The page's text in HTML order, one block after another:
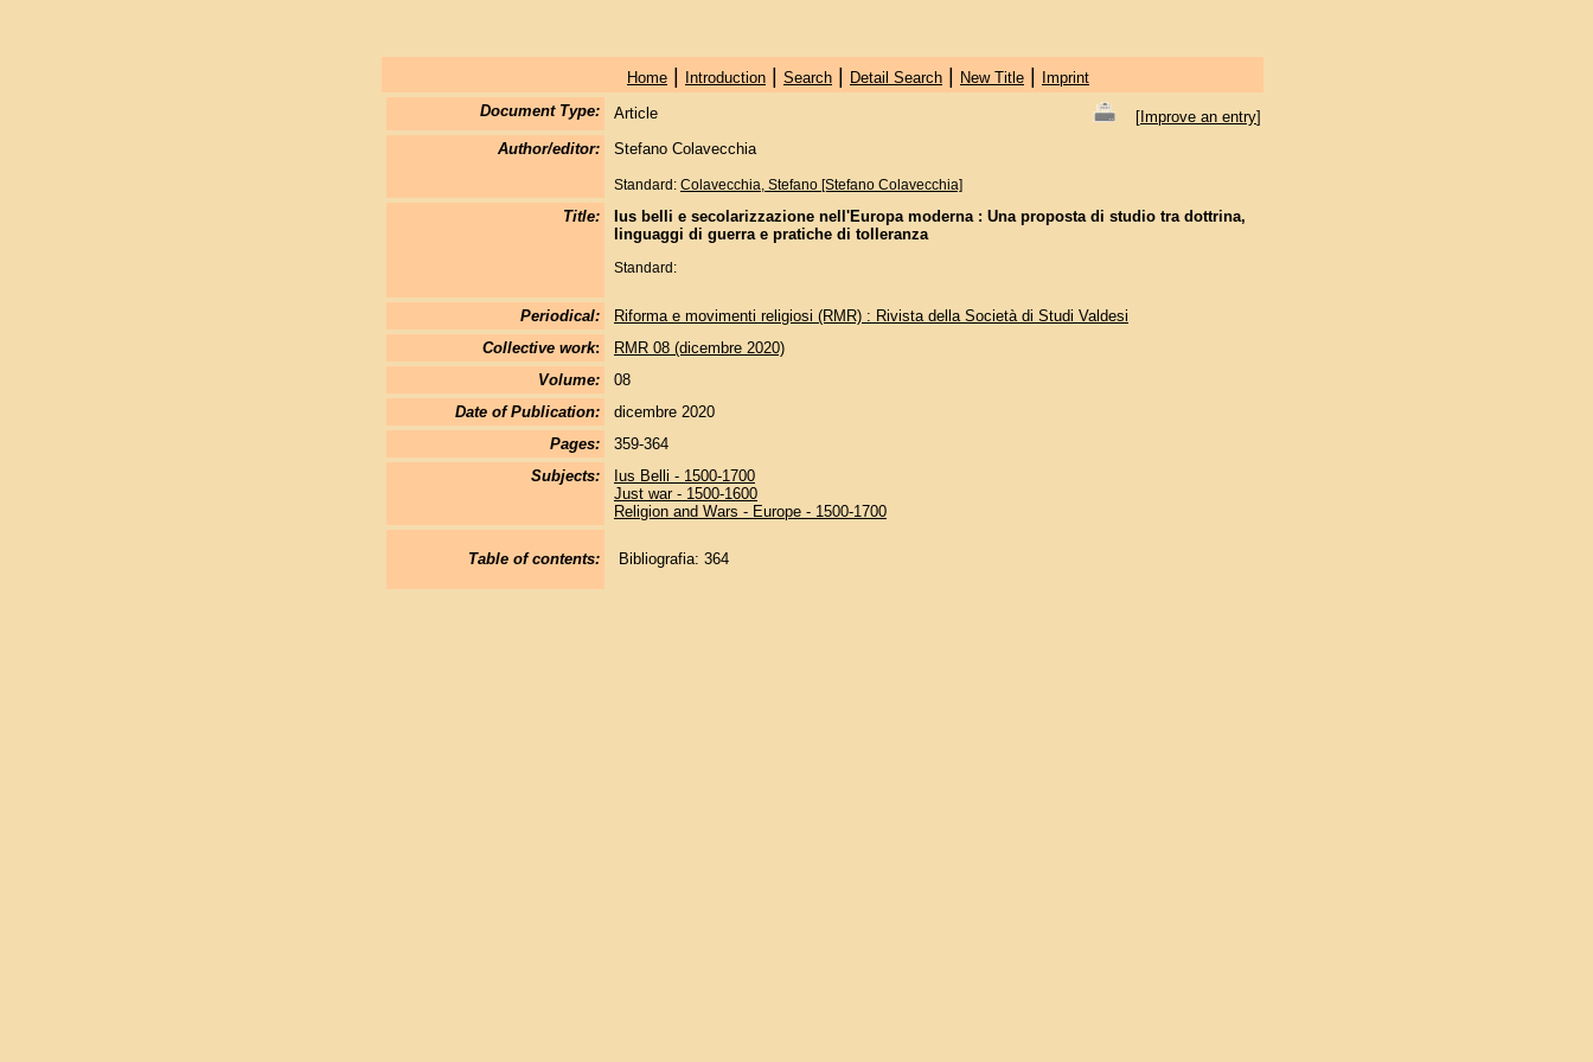
Home| Introduction| Search| Detail Search| New Title|
Imprint
Document Type:
Article [Improve an entry]
Author/editor:
Stefano Colavecchia
Standard: Colavecchia, Stefano [Stefano Colavecchia]
Title:
Ius belli e secolarizzazione nell'Europa moderna : Una proposta di studio tra dottrina,
linguaggi di guerra e pratiche di tolleranza
Standard:
Periodical:
Riforma e movimenti religiosi (RMR) : Rivista della Società di Studi Valdesi
Collective work:
RMR 08 (dicembre 2020)
Volume:
08
Date of Publication:
dicembre 2020
Pages:
359-364
Subjects:
Ius Belli - 1500-1700
Just war - 1500-1600
Religion and Wars - Europe - 1500-1700
Table of contents: Bibliografia: 364